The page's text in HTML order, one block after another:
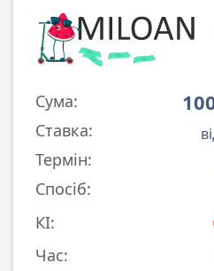
Сума:
Ставка:
Термін:
Спосіб:
КІ:
Час: